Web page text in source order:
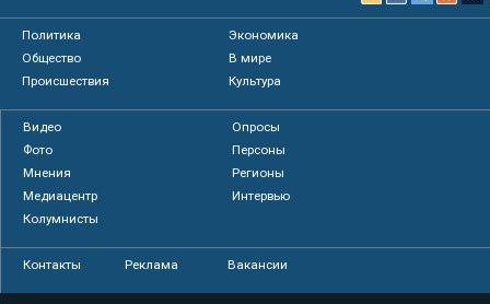
Политика
Экономика
Общество
В мире
Происшествия
Культура
Видео
Опросы
Фото
Персоны
Мнения
Регионы
Медиацентр
Интервью
Колумнисты
Контакты Реклама Вакансии